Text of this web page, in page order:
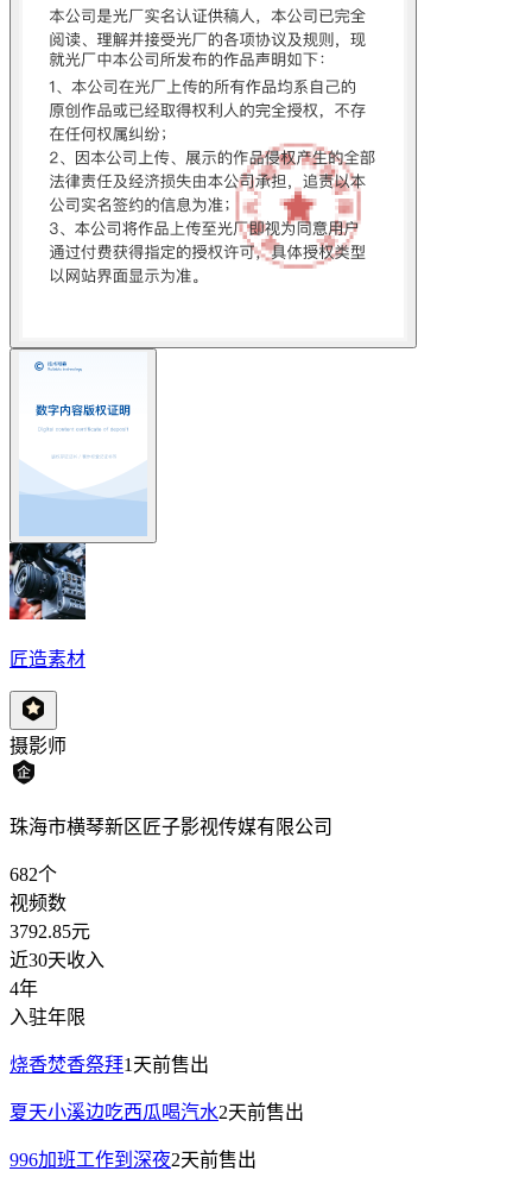
匠造素材
摄影师
珠海市横琴新区匠子影视传媒有限公司
682个
视频数
3792.85元
近30天收入
4年
入驻年限
烧香焚香祭拜1天前售出
夏天小溪边吃西瓜喝汽水2天前售出
996加班工作到深夜2天前售出